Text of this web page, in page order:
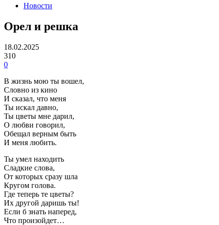
Новости
Орел и решка
18.02.2025
310
0
В жизнь мою ты вошел,
Словно из кино
И сказал, что меня
Ты искал давно,
Ты цветы мне дарил,
О любви говорил,
Обещал верным быть
И меня любить.
Ты умел находить
Сладкие слова,
От которых сразу шла
Кругом голова.
Где теперь те цветы?
Их другой даришь ты!
Если б знать наперед,
Что произойдет…